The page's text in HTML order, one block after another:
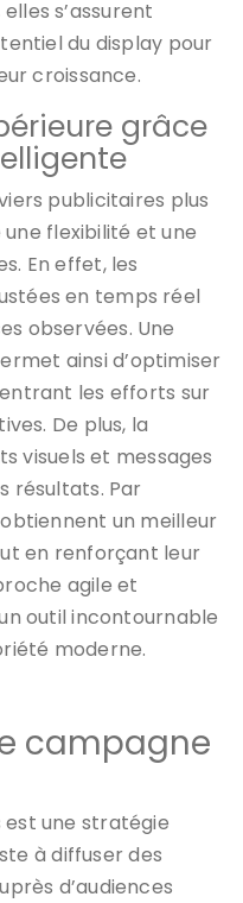
s’assurent
du display pour
croissance.
grâce
publicitaires plus
flexibilité et une
En effet, les
en temps réel
observées. Une
ainsi d’optimiser
les efforts sur
De plus, la
visuels et messages
résultats. Par
un meilleur
en renforçant leur
agile et
outil incontournable
moderne.
campagne
est une stratégie
à diffuser des
d’audiences